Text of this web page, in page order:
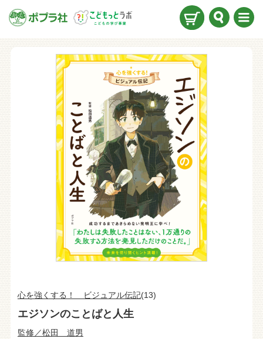
心を強くする！ ビジュアル伝記(13)
エジソンのことばと人生
監修／松田 道男